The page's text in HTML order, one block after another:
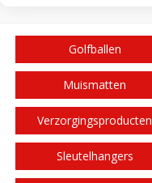
Golfballen
Muismatten
Verzorgingsproducten
Sleutelhangers